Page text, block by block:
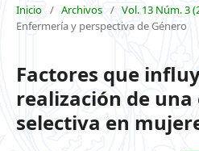
Inicio / Archivos / Vol. 13 Núm. 3
Enfermería y perspectiva de Género
Factores que
realización de
selectiva en